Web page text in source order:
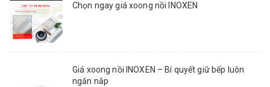
Chọn ngay giá xoong nồi INOXEN
Giá xoong nồi INOXEN – Bí quyết giữ bếp luôn
ngăn nắp